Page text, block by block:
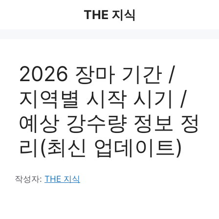
THE 지식
2026 장마 기간 /
지역별 시작 시기 /
예상 강수량 정보 정
리(최신 업데이트)
작성자: THE 지식